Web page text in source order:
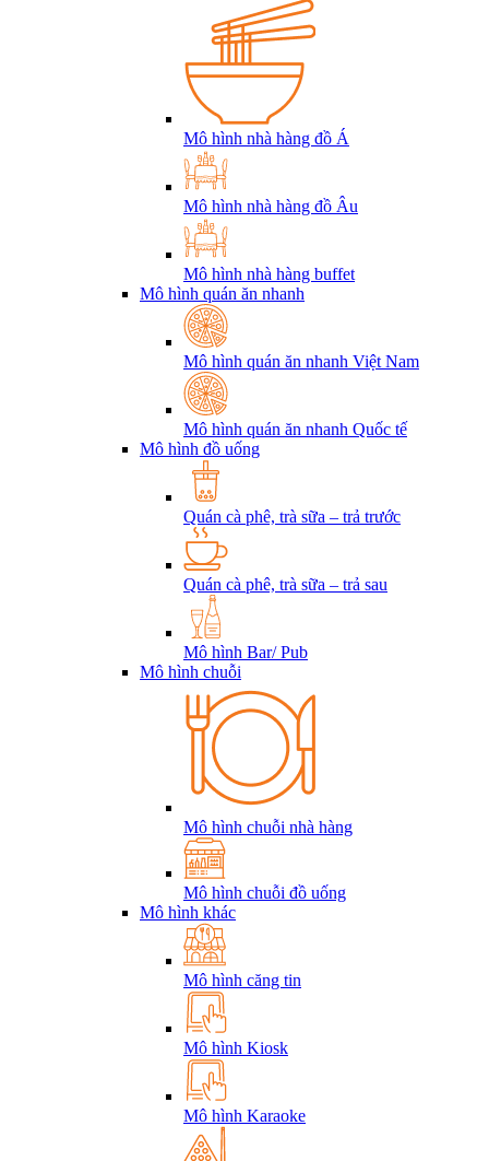
Mô hình nhà hàng đồ Á
Mô hình nhà hàng đồ Âu
Mô hình nhà hàng buffet
Mô hình quán ăn nhanh
Mô hình quán ăn nhanh Việt Nam
Mô hình quán ăn nhanh Quốc tế
Mô hình đồ uống
Quán cà phê, trà sữa – trả trước
Quán cà phê, trà sữa – trả sau
Mô hình Bar/ Pub
Mô hình chuỗi
Mô hình chuỗi nhà hàng
Mô hình chuỗi đồ uống
Mô hình khác
Mô hình căng tin
Mô hình Kiosk
Mô hình Karaoke